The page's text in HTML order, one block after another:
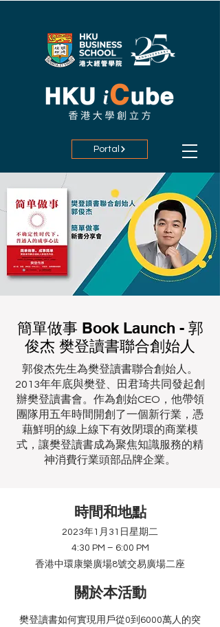
Portal
簡單做事 Book Launch - 郭
俊杰 樊登讀書聯合創始人
郭俊杰先生為樊登讀書聯合創始人。
2013年年底與樊登、田君琦共同發起創
辦樊登讀書會。作為創始CEO，他帶領
團隊用五年時間開創了一個新行業，憑
藉鮮明的線上線下有效閉環的商業模
式，讓樊登讀書成為聚焦知識服務的精
神消費行業頭部品牌企業。
時間和地點
2023年1月31日星期二
4:30 PM – 6:00 PM
香港中環康樂廣場8號交易廣場二座
​關於本活動
樊登讀書如何實現用戶從0到6000萬人的突